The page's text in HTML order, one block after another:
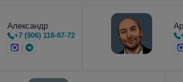
Александр
+7 (906) 118-87-72